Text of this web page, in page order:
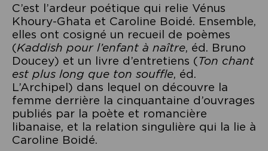
C’est l’ardeur poétique qui relie Vénus
Khoury-Ghata et Caroline Boidé. Ensemble,
elles ont cosigné un recueil de poèmes
(Kaddish pour l’enfant à naître, éd. Bruno
Doucey) et un livre d’entretiens (Ton chant
est plus long que ton souffle, éd.
L’Archipel) dans lequel on découvre la
femme derrière la cinquantaine d’ouvrages
publiés par la poète et romancière
libanaise, et la relation singulière qui la lie à
Caroline Boidé.